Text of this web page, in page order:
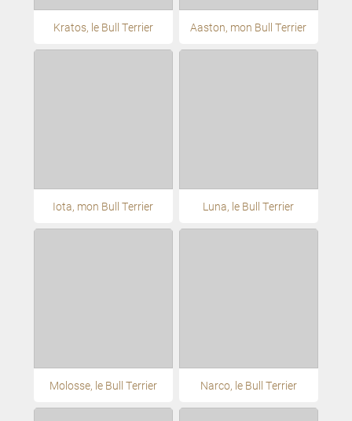
Kratos, le Bull Terrier Aaston, mon Bull Terrier
Iota, mon Bull Terrier Luna, le Bull Terrier
Molosse, le Bull Terrier Narco, le Bull Terrier